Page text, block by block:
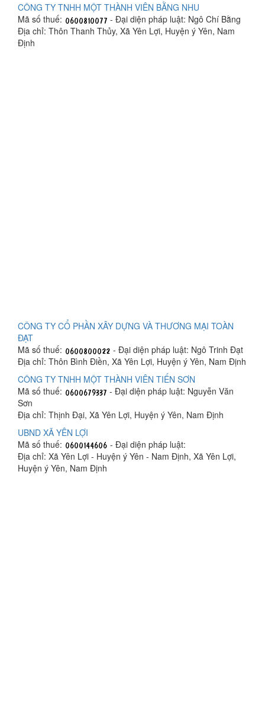
CÔNG TY TNHH MỘT THÀNH VIÊN BẰNG NHU
Mã số thuế:
- Đại diện pháp luật: Ngô Chí Bằng
Địa chỉ: Thôn Thanh Thủy, Xã Yên Lợi, Huyện ý Yên, Nam
Định
CÔNG TY CỔ PHẦN XÂY DỰNG VÀ THƯƠNG MẠI TOÀN
ĐẠT
Mã số thuế:
- Đại diện pháp luật: Ngô Trinh Đạt
Địa chỉ: Thôn Bình Điền, Xã Yên Lợi, Huyện ý Yên, Nam Định
CÔNG TY TNHH MỘT THÀNH VIÊN TIẾN SƠN
Mã số thuế:
- Đại diện pháp luật: Nguyễn Văn
Sơn
Địa chỉ: Thịnh Đại, Xã Yên Lợi, Huyện ý Yên, Nam Định
UBND XÃ YÊN LỢI
Mã số thuế:
- Đại diện pháp luật:
Địa chỉ: Xã Yên Lợi - Huyện ý Yên - Nam Định, Xã Yên Lợi,
Huyện ý Yên, Nam Định